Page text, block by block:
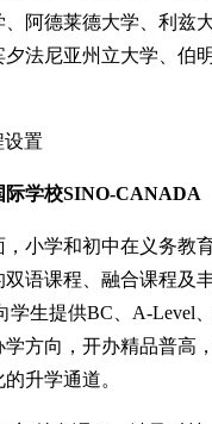
阿德莱德大学、利兹
法尼亚州立大学、伯
置
际学校SINO-CANADA
学和初中在义务教育
语课程、融合课程及
学生提供BC、A-Level
学方向，开办精品普高
升学通道。